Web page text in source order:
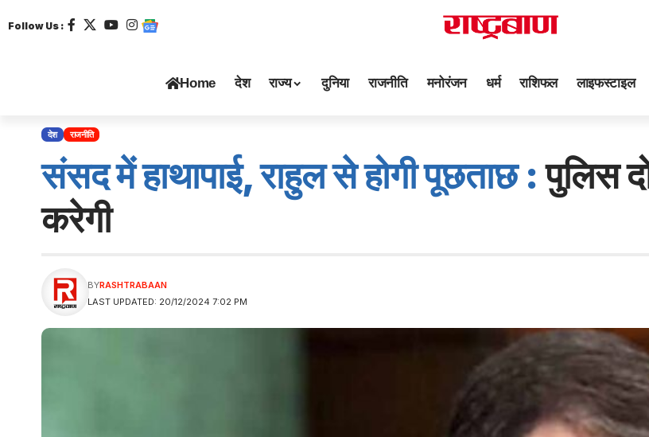
Follow Us :
Home देश राज्य दुनिया राजनीति मनोरंजन धर्म राशिफल लाइफस्टाइल
देश राजनीति
संसद में हाथापाई, राहुल से होगी पूछताछ :पुलिस
करेगी
LAST UPDATED: 20/12/2024 7:02 PM
BYRASHTRABAAN